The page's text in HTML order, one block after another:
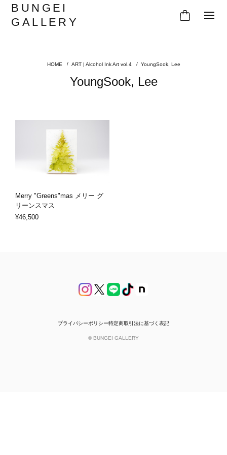
BUNGEI
GALLERY
ART | Alcohol Ink Art vol.4 YoungSook, Lee
YoungSook, Lee
Merry "Greens"mas メリー グ
リーンスマス
¥46,500
プライバシーポリシー特定商取引法に基づく表記
© BUNGEI GALLERY